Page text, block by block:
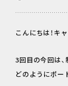
こんにちは！キ
3回目の今回は
どのようにポー